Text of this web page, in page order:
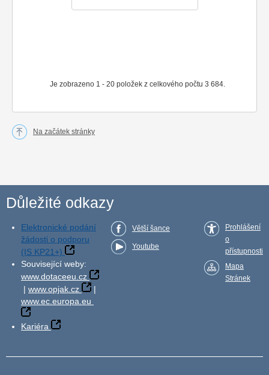
Je zobrazeno 1 - 20 položek z celkového počtu 3 684.
Na začátek stránky
Důležité odkazy
Elektronické podání
žádosti o podporu
(IS KP21+)
Související weby:
www.dotaceeu.cz
| www.opjak.cz
|
www.ec.europa.eu
Kariéra
Větší šance
Youtube
Prohlášení
o
přístupnosti
Mapa
Stránek